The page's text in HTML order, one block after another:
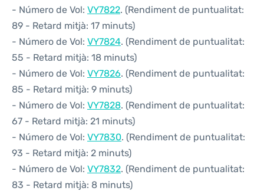
- Número de Vol: VY7822. (Rendiment de puntualitat:
89 - Retard mitjà: 17 minuts)
- Número de Vol: VY7824. (Rendiment de puntualitat:
55 - Retard mitjà: 18 minuts)
- Número de Vol: VY7826. (Rendiment de puntualitat:
85 - Retard mitjà: 9 minuts)
- Número de Vol: VY7828. (Rendiment de puntualitat:
67 - Retard mitjà: 21 minuts)
- Número de Vol: VY7830. (Rendiment de puntualitat:
93 - Retard mitjà: 2 minuts)
- Número de Vol: VY7832. (Rendiment de puntualitat:
83 - Retard mitjà: 8 minuts)